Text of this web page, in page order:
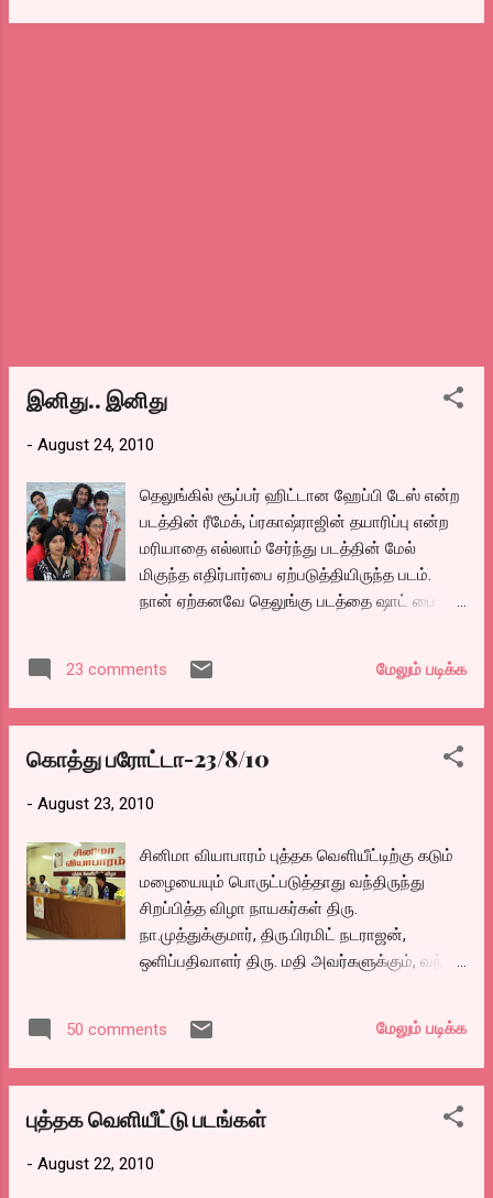
அதுக்கு சைட் டிஷ் என்ன தருவீங்கன்னு” கேட்டு
இது இட்லி, தோசை, பரோட்டா, செட் தோசை
என்று எல்லா விதமான அயிட்டங்களுக்கும்
சேரும். வடகறி என்கிற அயிட்டம் மீந்து போன
வடை வகைகளை வைத்து செய்யப்பட்ட ஒரு
இனிது.. இனிது
- August 24, 2010
தெலுங்கில் சூப்பர் ஹிட்டான ஹேப்பி டேஸ் என்ற
படத்தின் ரீமேக், ப்ரகாஷ்ராஜின் தயாரிப்பு என்ற
மரியாதை எல்லாம் சேர்ந்து படத்தின் மேல்
மிகுந்த எதிர்பார்பை ஏற்படுத்தியிருந்த படம்.
நான் ஏற்கனவே தெலுங்கு படத்தை ஷாட் பை
பார்த்தாலும் ஒரிஜினல் படம் ஞாபகம் வருவதை
தவிர்க்க முடியவில்லை சிததார்த், மது, சங்கர்,
பையன், அரவிந்த் எனும் டைசன், சீனயர் ஷ்ர்ப்ஸ்
சுற்றி வரும் கதை. இவர்களின் நான்கு வருட
காட்டியிருக்கிறார்கள். தனியாக இவர்களுக்குள்
காதல் என்று ஆரம்பித்து ஓட்டாமல், மிக
இயல்பாய் நட்பினூடே அலைபாயும் காதலை,
அதன் பின் வரும் ஈகோவை மிக அழகாய்
சொல்லியிருக்கிறார்கள். ஒவ்வொரு கேரக்டரும்
படிப்பு, தன் வாழ்க்கை என்று செல்ப் செண்டர்டாய்
மாணவன். எதையும...
23 comments மேலும் படிக்க
கொத்து பரோட்டா-23/8/10
- August 23, 2010
சினிமா வியாபாரம் புத்தக வெளியீட்டிற்கு கடும்
மழையையும் பொருட்படுத்தாது வந்திருந்து
சிறப்பித்த விழா நாயகர்கள் திரு.
நா.முத்துக்குமார், திரு.பிரமிட் நடராஜன்,
ஒளிப்பதிவாளர் திரு. மதி அவர்களுக்கும், வந்து
கிழக்கு பதிப்பக நிறுவனத்திற்கும் நன்றிகள் பல.
புத்தகம் அபீஷியலாய் நேற்றுதான்
நாட்களில் எல்லா கடைகளிலும் விற்று தீர்ந்து,
அளவுக்கு ஆதரவு கொடுத்திருக்கும் வாசக
50 comments மேலும் படிக்க
புத்தக வெளியீட்டு படங்கள்
- August 22, 2010